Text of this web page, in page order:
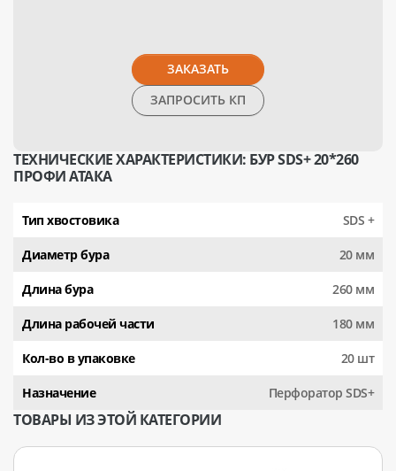
ЗАКАЗАТЬ
ЗАПРОСИТЬ КП
ТЕХНИЧЕСКИЕ ХАРАКТЕРИСТИКИ: БУР SDS+ 20*260
ПРОФИ АТАКА
Тип хвостовика SDS +
Диаметр бура 20 мм
Длина бура 260 мм
Длина рабочей части 180 мм
Кол-во в упаковке 20 шт
Назначение Перфоратор SDS+
ТОВАРЫ ИЗ ЭТОЙ КАТЕГОРИИ